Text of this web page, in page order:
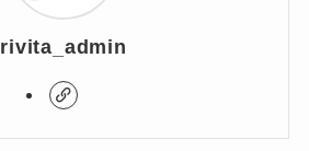
rivita_admin